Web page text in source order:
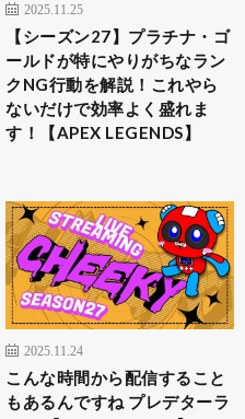
2025.11.25
【シーズン27】プラチナ・ゴ
ールドが特にやりがちなラン
クNG行動を解説！これやら
ないだけで効率よく盛れま
す！【APEX LEGENDS】
2025.11.24
こんな時間から配信すること
もあるんですね プレデターラ